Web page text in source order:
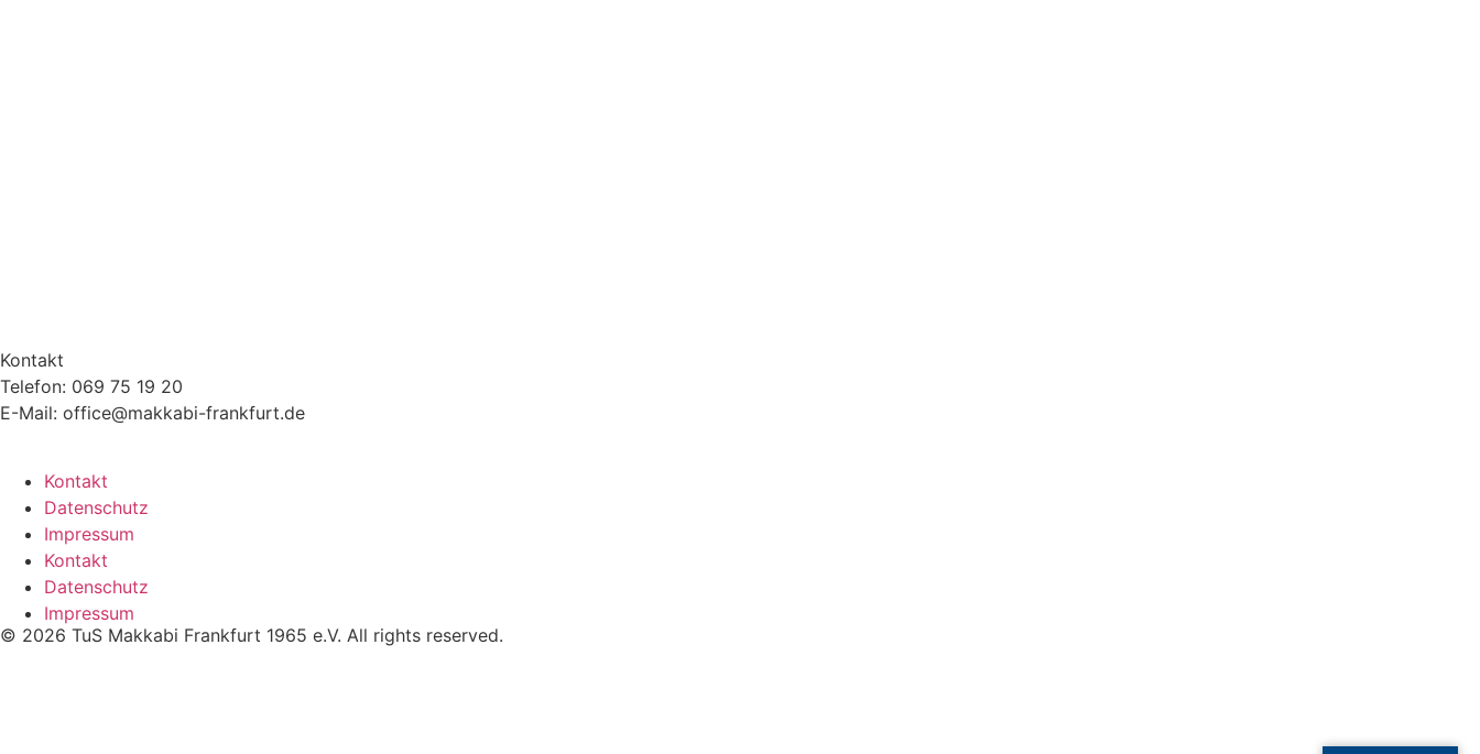
Kontakt
Telefon: 069 75 19 20
E-Mail: office@makkabi-frankfurt.de
Kontakt
Datenschutz
Impressum
Kontakt
Datenschutz
Impressum
© 2026 TuS Makkabi Frankfurt 1965 e.V. All rights reserved.